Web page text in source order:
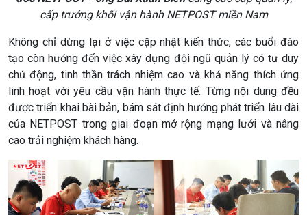
cấp trưởng khối vận hành NETPOST miền Nam
Không chỉ dừng lại ở việc cập nhật kiến thức, các buổi đào
tạo còn hướng đến việc xây dựng đội ngũ quản lý có tư duy
chủ động, tinh thần trách nhiệm cao và khả năng thích ứng
linh hoạt với yêu cầu vận hành thực tế. Từng nội dung đều
được triển khai bài bản, bám sát định hướng phát triển lâu dài
của NETPOST trong giai đoạn mở rộng mạng lưới và nâng
cao trải nghiệm khách hàng.